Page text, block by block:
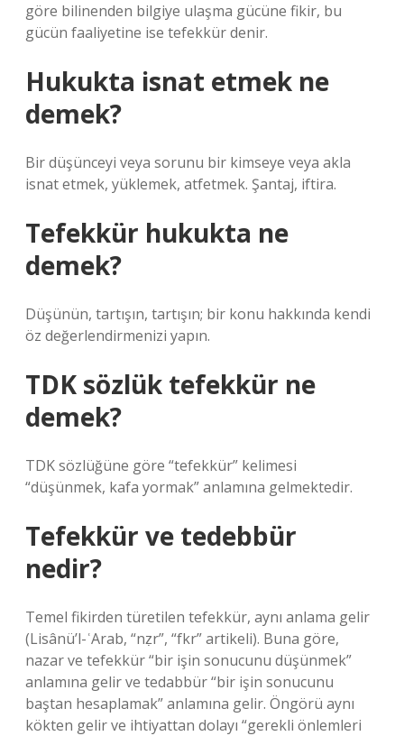
göre bilinenden bilgiye ulaşma gücüne fikir, bu
gücün faaliyetine ise tefekkür denir.
Hukukta isnat etmek ne
demek?
Bir düşünceyi veya sorunu bir kimseye veya akla
isnat etmek, yüklemek, atfetmek. Şantaj, iftira.
Tefekkür hukukta ne
demek?
Düşünün, tartışın, tartışın; bir konu hakkında kendi
öz değerlendirmenizi yapın.
TDK sözlük tefekkür ne
demek?
TDK sözlüğüne göre “tefekkür” kelimesi
“düşünmek, kafa yormak” anlamına gelmektedir.
Tefekkür ve tedebbür
nedir?
Temel fikirden türetilen tefekkür, aynı anlama gelir
(Lisânü’l-ʿArab, “nẓr”, “fkr” artikeli). Buna göre,
nazar ve tefekkür “bir işin sonucunu düşünmek”
anlamına gelir ve tedabbür “bir işin sonucunu
baştan hesaplamak” anlamına gelir. Öngörü aynı
kökten gelir ve ihtiyattan dolayı “gerekli önlemleri